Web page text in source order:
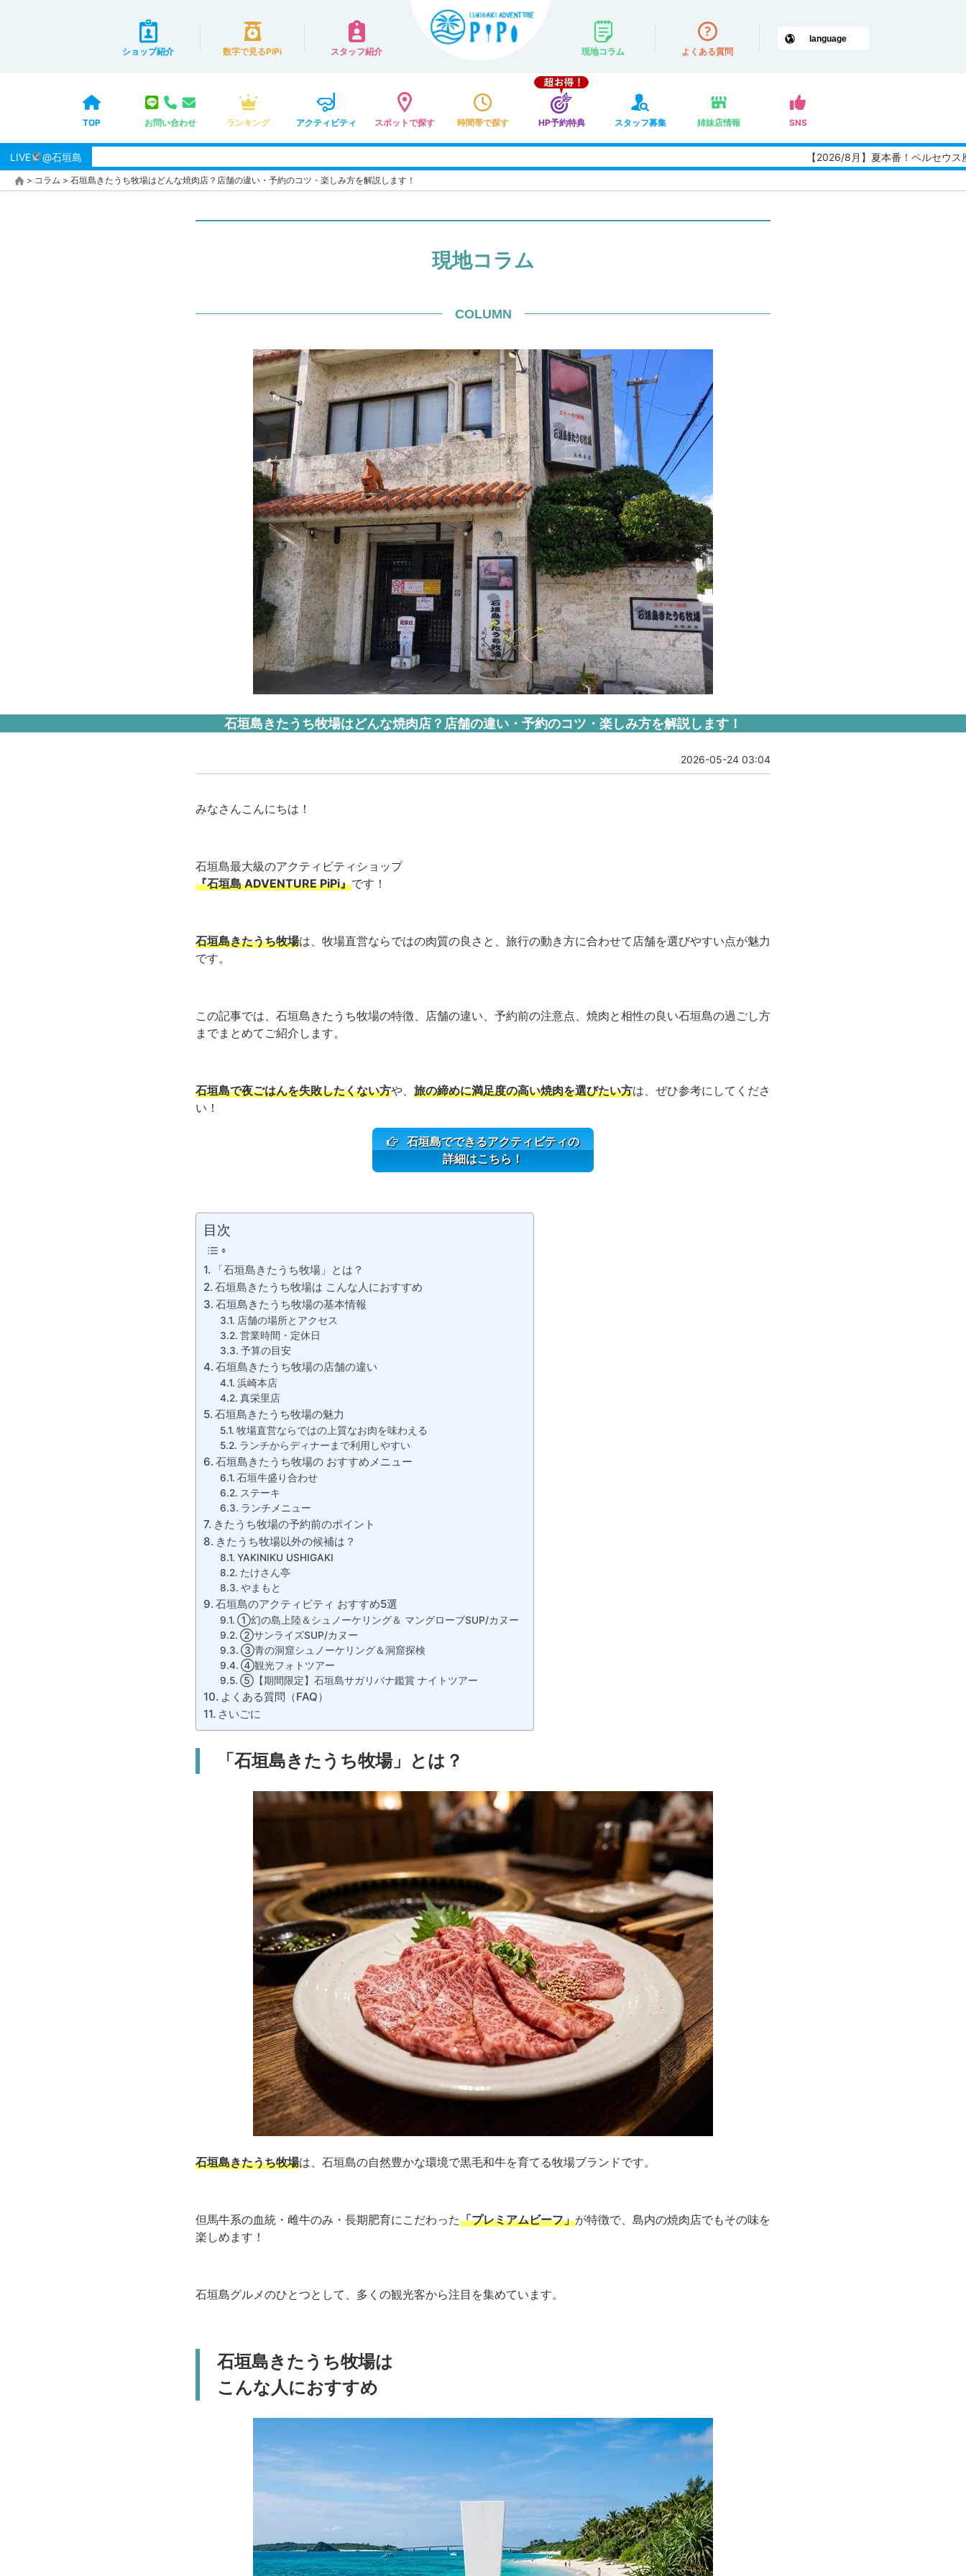
ショップ紹介 数字で見るPiPi スタッフ紹介 現地コラム よくある質問
TOP お問い合わせ ランキング アクティビティ スポットで探す 時間帯で探す HP予約特典 スタッフ募集 姉妹店情報 SNS
LIVE @石垣島 【2026/8月】夏本番！ペルセウス座流星
> コラム > 石垣島きたうち牧場はどんな焼肉店？店舗の違い・予約のコツ・楽しみ方を解説します！
現地コラム
COLUMN
石垣島きたうち牧場はどんな焼肉店？店舗の違い・予約のコツ・楽しみ方を解説します！
2026-05-24 03:04
みなさんこんにちは！
石垣島最大級のアクティビティショップ
『石垣島 ADVENTURE PiPi』です！
石垣島きたうち牧場は、牧場直営ならではの肉質の良さと、旅行の動き方に合わせて店舗を選びやすい点が魅力
です。
この記事では、石垣島きたうち牧場の特徴、店舗の違い、予約前の注意点、焼肉と相性の良い石垣島の過ごし方
までまとめてご紹介します。
石垣島で夜ごはんを失敗したくない方や、 旅の締めに満足度の高い焼肉を選びたい方は、ぜひ参考にしてくださ
い！
石垣島でできるアクティビティの
詳細はこちら！
目次
「石垣島きたうち牧場」とは？
石垣島きたうち牧場は こんな人におすすめ
石垣島きたうち牧場の基本情報
店舗の場所とアクセス
営業時間・定休日
予算の目安
石垣島きたうち牧場の店舗の違い
浜崎本店
真栄里店
石垣島きたうち牧場の魅力
牧場直営ならではの上質なお肉を味わえる
ランチからディナーまで利用しやすい
石垣島きたうち牧場の おすすめメニュー
石垣牛盛り合わせ
ステーキ
ランチメニュー
きたうち牧場の予約前のポイント
きたうち牧場以外の候補は？
YAKINIKU USHIGAKI
たけさん亭
やまもと
石垣島のアクティビティ おすすめ5選
①幻の島上陸＆シュノーケリング＆ マングローブSUP/カヌー
②サンライズSUP/カヌー
③青の洞窟シュノーケリング＆洞窟探検
④観光フォトツアー
⑤【期間限定】石垣島サガリバナ鑑賞 ナイトツアー
よくある質問（FAQ）
さいごに
「石垣島きたうち牧場」とは？
石垣島きたうち牧場は、石垣島の自然豊かな環境で黒毛和牛を育てる牧場ブランドです。
但馬牛系の血統・雌牛のみ・長期肥育にこだわった「プレミアムビーフ」が特徴で、島内の焼肉店でもその味を
楽しめます！
石垣島グルメのひとつとして、多くの観光客から注目を集めています。
石垣島きたうち牧場は
こんな人におすすめ